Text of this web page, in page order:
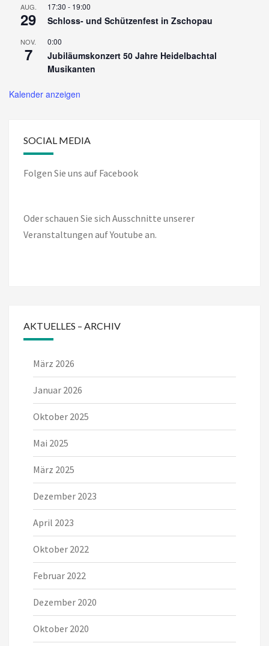
AUG.
29
17:30 - 19:00
Schloss- und Schützenfest in Zschopau
NOV.
7
0:00
Jubiläumskonzert 50 Jahre Heidelbachtal
Musikanten
Kalender anzeigen
SOCIAL MEDIA
Folgen Sie uns auf Facebook
Oder schauen Sie sich Ausschnitte unserer
Veranstaltungen auf Youtube an.
AKTUELLES – ARCHIV
März 2026
Januar 2026
Oktober 2025
Mai 2025
März 2025
Dezember 2023
April 2023
Oktober 2022
Februar 2022
Dezember 2020
Oktober 2020